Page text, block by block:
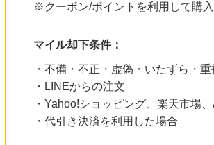
※クーポン/ポイントを利用して購
マイル却下条件：
・不備・不正・虚偽・いたずら・
・LINEからの注文
・Yahoo!ショッピング、楽天市場
・代引き決済を利用した場合